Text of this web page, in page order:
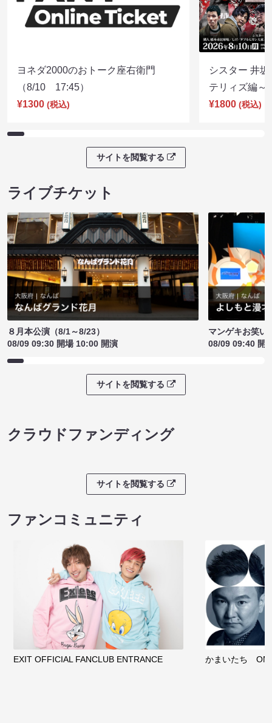
ヨネダ2000のおトーク座右衛門
（8/10 17:45）
¥1300 (税込)
シスター 井
テリィズ編
¥1800 (税込)
サイトを閲覧する
ライブチケット
８月本公演（8/1～8/23）
08/09 09:30 開場 10:00 開演
マンゲキお笑い
08/09 09:40 開
サイトを閲覧する
クラウドファンディング
サイトを閲覧する
ファンコミュニティ
EXIT OFFICIAL FANCLUB ENTRANCE かまいたち